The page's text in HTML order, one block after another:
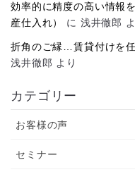
効率的に精度の高い情報
産仕入れ）
に 浅井徹郎
折角のご縁…賃貸付けを
浅井徹郎 より
カテゴリー
お客様の声
セミナー